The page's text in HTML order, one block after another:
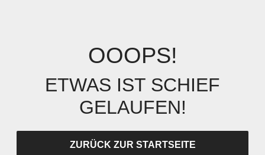
OOOPS!
ETWAS IST SCHIEF
GELAUFEN!
ZURÜCK ZUR STARTSEITE